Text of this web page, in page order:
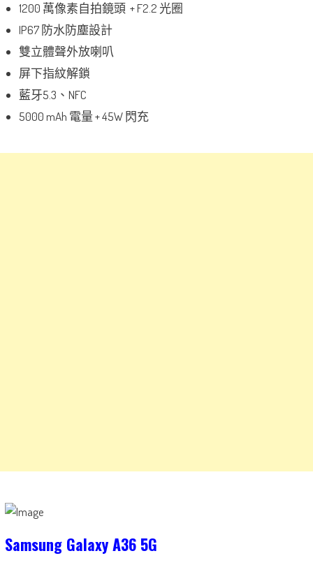
1200 萬像素自拍鏡頭 + F2.2 光圈
IP67 防水防塵設計
雙立體聲外放喇叭
屏下指紋解鎖
藍牙5.3、NFC
5000 mAh 電量 + 45W 閃充
Samsung Galaxy A36 5G